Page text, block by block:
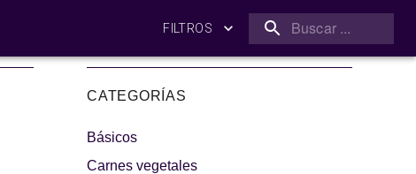
FILTROS
CATEGORÍAS
Básicos
Carnes vegetales